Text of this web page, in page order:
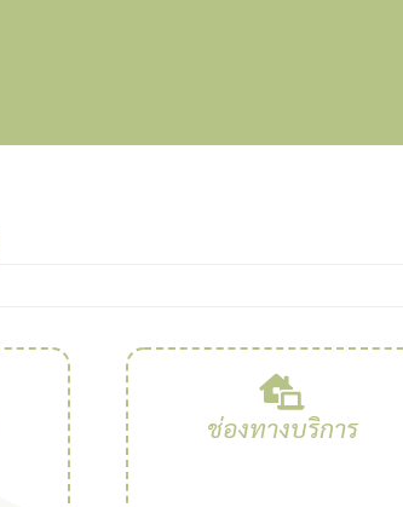
ช่องทางบริการ